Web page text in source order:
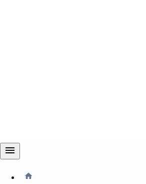
menu
home